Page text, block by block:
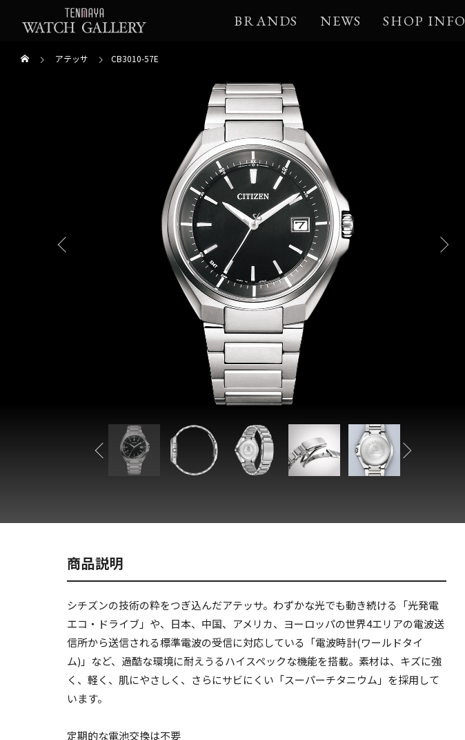
BRANDS NEWS SHOP INFO
アテッサ CB3010-57E
商品説明
シチズンの技術の粋をつぎ込んだアテッサ。わずかな光でも動き続ける「光発電
エコ・ドライブ」や、日本、中国、アメリカ、ヨーロッパの世界4エリアの電波送
信所から送信される標準電波の受信に対応している「電波時計(ワールドタイ
ム)」など、過酷な環境に耐えうるハイスペックな機能を搭載。素材は、キズに強
く、軽く、肌にやさしく、さらにサビにくい「スーパーチタニウム」を採用して
います。
定期的な電池交換は不要